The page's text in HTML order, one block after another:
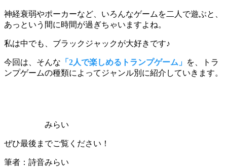
神経衰弱やポーカーなど、いろんなゲームを二人で遊ぶと、
あっという間に時間が過ぎちゃいますよね。
私は中でも、ブラックジャックが大好きです♪
今回は、そんな 「2人で楽しめるトランプゲーム」 を、トラ
ンプゲームの種類によってジャンル別に紹介していきます。
みらい
ぜひ最後までご覧ください！
筆者：詩音みらい